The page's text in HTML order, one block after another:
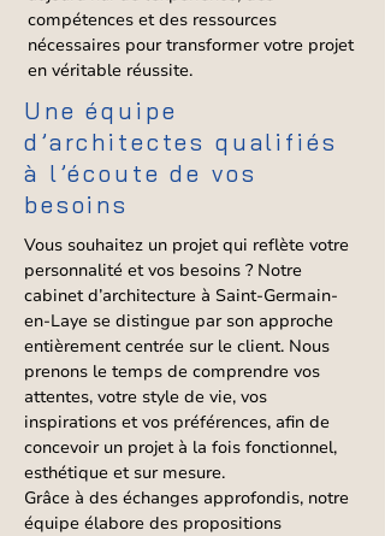
compétences et des ressources
nécessaires pour transformer votre projet
en véritable réussite.
Une équipe
d’architectes qualifiés
à l’écoute de vos
besoins
Vous souhaitez un projet qui reflète votre
personnalité et vos besoins ? Notre
cabinet d’architecture à Saint-Germain-
en-Laye se distingue par son approche
entièrement centrée sur le client. Nous
prenons le temps de comprendre vos
attentes, votre style de vie, vos
inspirations et vos préférences, afin de
concevoir un projet à la fois fonctionnel,
esthétique et sur mesure.
Grâce à des échanges approfondis, notre
équipe élabore des propositions